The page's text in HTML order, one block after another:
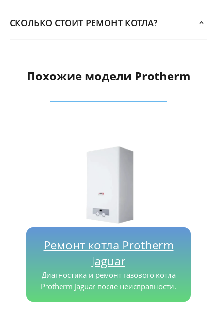
СКОЛЬКО СТОИТ РЕМОНТ КОТЛА?
Похожие модели Protherm
Ремонт котла Protherm
Jaguar
Диагностика и ремонт газового котла
Protherm Jaguar после неисправности.